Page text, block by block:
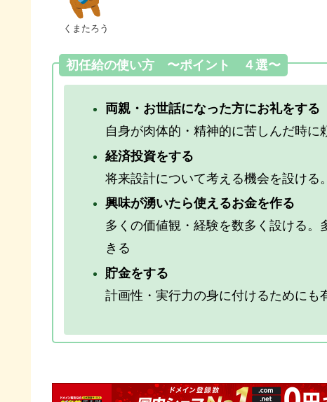
くまたろう
初任給の使い方 〜ポイント ４選〜
両親・お世話になった方にお礼をする
自身が肉体的・精神的に苦しんだ時に
経済投資をする
将来設計について考える機会を設ける。
興味が湧いたら使えるお金を作る
多くの価値観・経験を数多く設ける
きる
貯金をする
計画性・実行力の身に付けるためにも